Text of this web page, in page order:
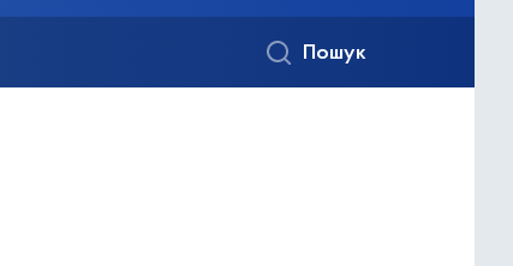
Пошук